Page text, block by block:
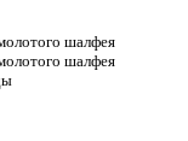
шалфея
шалфея